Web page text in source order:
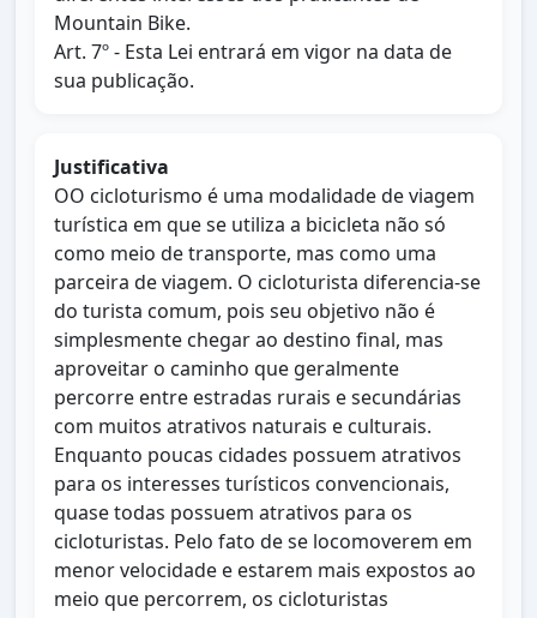
Mountain Bike.
Art. 7º - Esta Lei entrará em vigor na data de
sua publicação.
Justificativa
OO cicloturismo é uma modalidade de viagem
turística em que se utiliza a bicicleta não só
como meio de transporte, mas como uma
parceira de viagem. O cicloturista diferencia-se
do turista comum, pois seu objetivo não é
simplesmente chegar ao destino final, mas
aproveitar o caminho que geralmente
percorre entre estradas rurais e secundárias
com muitos atrativos naturais e culturais.
Enquanto poucas cidades possuem atrativos
para os interesses turísticos convencionais,
quase todas possuem atrativos para os
cicloturistas. Pelo fato de se locomoverem em
menor velocidade e estarem mais expostos ao
meio que percorrem, os cicloturistas